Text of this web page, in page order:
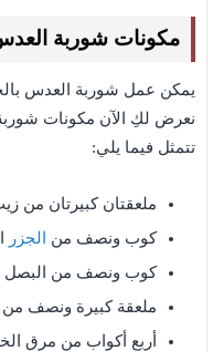
مكونات شوربة
يمكن عمل شوربة العدس
نعرض لكِ الآن مكونات
تتمثل فيما يلي:
ملعقتان كبيرتان من
كوب ونصف من
الجزر
كوب ونصف من البصل
ملعقة كبيرة ونصف من
أربع أكواب من مرق